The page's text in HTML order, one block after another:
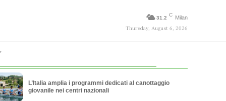
31.2
C Milan
Thursday, August 6, 2026
L’Italia amplia i programmi dedicati al canottaggio
giovanile nei centri nazionali